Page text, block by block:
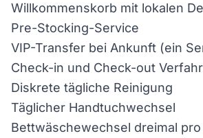
Willkommenskorb mit lokalen
Pre-Stocking-Service
VIP-Transfer bei Ankunft (ein
Check-in und Check-out
Diskrete tägliche Reinigung
Täglicher Handtuchwechsel
Bettwäschewechsel dreimal pro